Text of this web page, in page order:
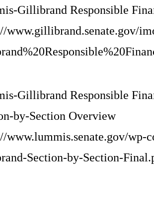
Gillibrand Responsible
www.gillibrand.senate.gov/
Gillibrand Responsible
by-Section Overview
www.lummis.senate.gov/wp-
Section-by-Section-